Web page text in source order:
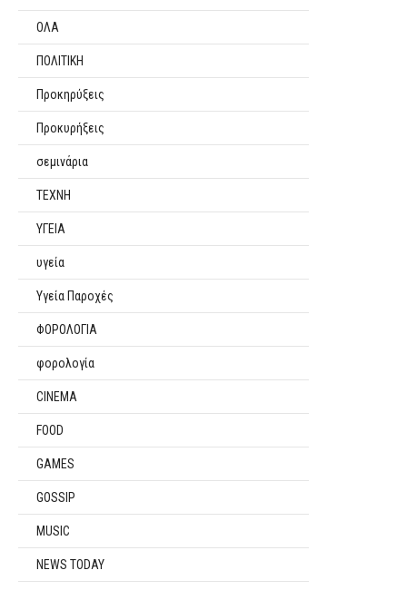
ΟΛΑ
ΠΟΛΙΤΙΚΗ
Προκηρύξεις
Προκυρήξεις
σεμινάρια
ΤΕΧΝΗ
ΥΓΕΙΑ
υγεία
Υγεία Παροχές
ΦΟΡΟΛΟΓΙΑ
φορολογία
CINEMA
FOOD
GAMES
GOSSIP
MUSIC
NEWS TODAY